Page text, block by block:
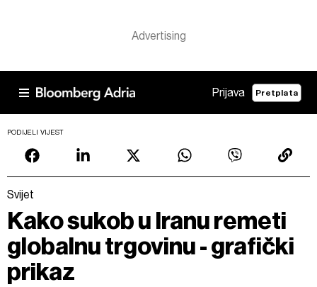
Prijava Pretplata
PODIJELI VIJEST
Svijet
Kako sukob u Iranu remeti
globalnu trgovinu - grafički
prikaz